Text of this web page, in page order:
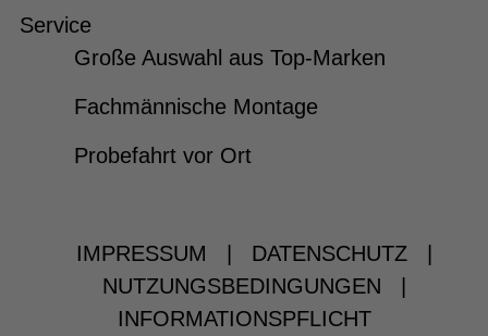
Service
Große Auswahl aus Top-Marken
Fachmännische Montage
Probefahrt vor Ort
IMPRESSUM DATENSCHUTZ
NUTZUNGSBEDINGUNGEN
INFORMATIONSPFLICHT